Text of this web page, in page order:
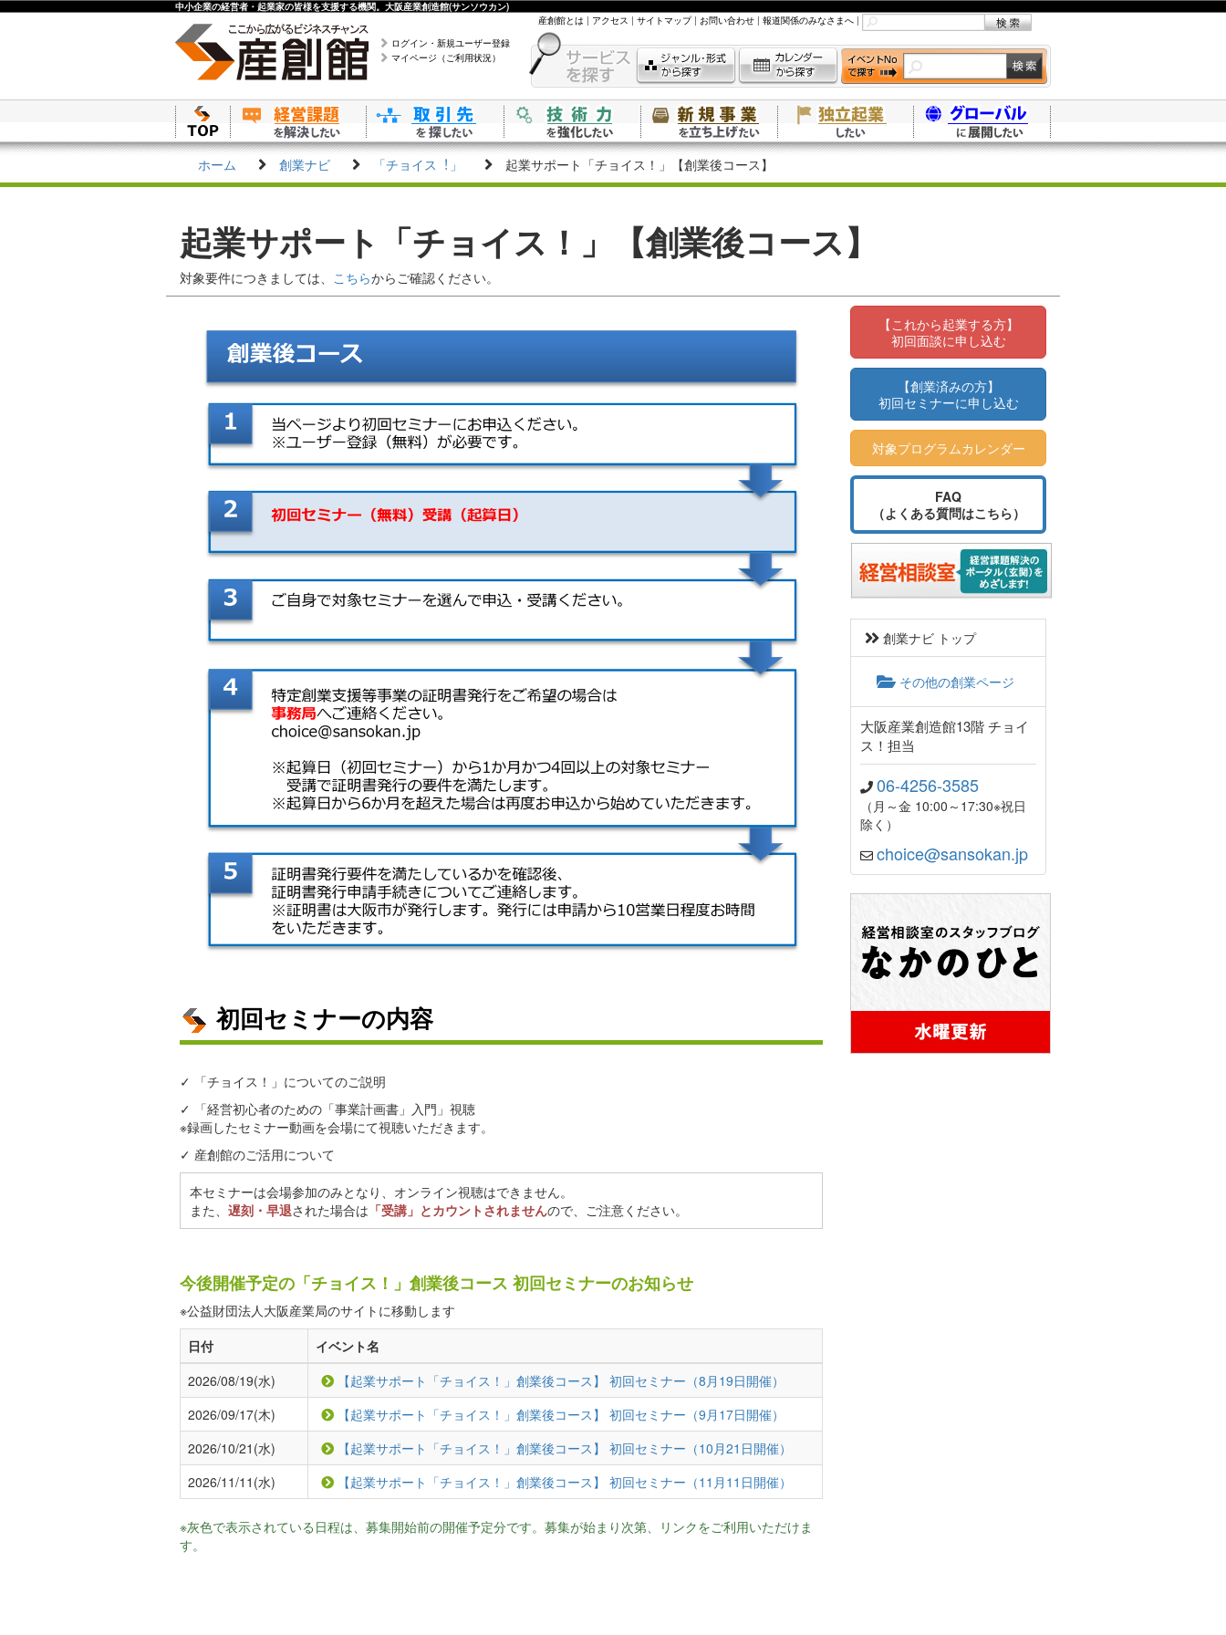
中小企業の経営者・起業家の皆様を支援する機関。大阪産業創造館(サンソウカン)
ログイン・新規ユーザー登録
マイページ（ご利用状況）
産創館とは | アクセス | サイトマップ| お問い合わせ | 報道関係のみなさまへ |
ホーム 創業ナビ 「チョイス︕」 起業サポート「チョイス！」【創業後コース】
起業サポート「チョイス！」【創業後コース】
対象要件につきましては、 こちらからご確認ください。
【これから起業する方】
初回面談に申し込む
【創業済みの方】
初回セミナーに申し込む
対象プログラムカレンダー
FAQ
（よくある質問はこちら）
創業ナビ トップ
その他の創業ページ
大阪産業創造館13階 チョイ
ス！担当
06-4256-3585
（月～金 10:00～17:30※祝日
除く）
choice@sansokan.jp
初回セミナーの内容
✓ 「チョイス！」についてのご説明
✓ 「経営初心者のための「事業計画書」入門」視聴
※録画したセミナー動画を会場にて視聴いただきます。
✓ 産創館のご活用について
本セミナーは会場参加のみとなり、オンライン視聴はできません。
また、 遅刻・早退された場合は 「受講」とカウントされませんので、ご注意ください。
今後開催予定の「チョイス！」創業後コース 初回セミナーのお知らせ
※公益財団法人大阪産業局のサイトに移動します
日付
イベント名
2026/08/19(水)
【起業サポート「チョイス！」創業後コース】 初回セミナー（8月19日開催）
2026/09/17(木)
【起業サポート「チョイス！」創業後コース】 初回セミナー（9月17日開催）
2026/10/21(水)
【起業サポート「チョイス！」創業後コース】 初回セミナー（10月21日開催）
2026/11/11(水)
【起業サポート「チョイス！」創業後コース】 初回セミナー（11月11日開催）
※灰色で表示されている日程は、募集開始前の開催予定分です。募集が始まり次第、リンクをご利用いただけま
す。